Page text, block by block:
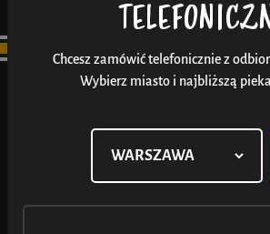
Chcesz zamówić telefonicznie z
Wybierz miasto i najbliższą